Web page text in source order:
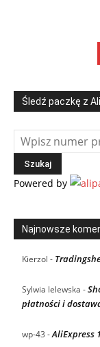
Śledź paczkę z
Powered by
Najnowsze
Kierzol -
Sylwia lelewska -
płatności i
wp-43 -AliExpress